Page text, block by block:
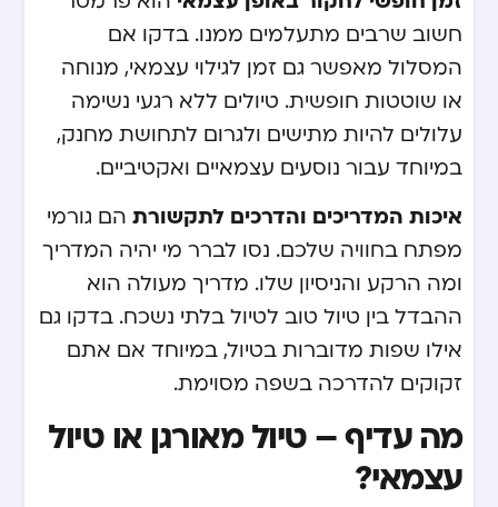
חשוב שרבים מתעלמים ממנו. בדקו אם
המסלול מאפשר גם זמן לגילוי עצמאי, מנוחה
או שוטטות חופשית. טיולים ללא רגעי נשימה
עלולים להיות מתישים ולגרום לתחושת מחנק,
במיוחד עבור נוסעים עצמאיים ואקטיביים.
איכות המדריכים והדרכים לתקשורת הם גורמי
מפתח בחוויה שלכם. נסו לברר מי יהיה המדריך
ומה הרקע והניסיון שלו. מדריך מעולה הוא
ההבדל בין טיול טוב לטיול בלתי נשכח. בדקו גם
אילו שפות מדוברות בטיול, במיוחד אם אתם
זקוקים להדרכה בשפה מסוימת.
מה עדיף – טיול מאורגן או טיול
עצמאי?